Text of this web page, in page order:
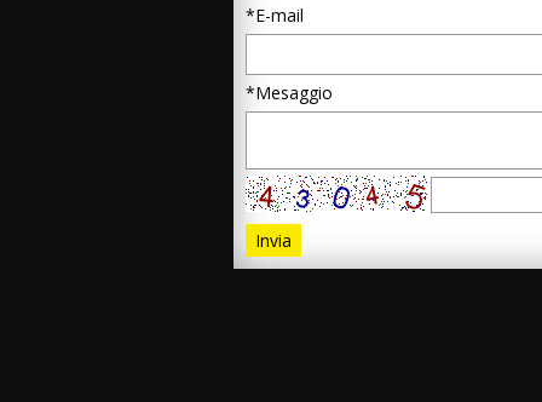
*E-mail
*Mesaggio
Invia